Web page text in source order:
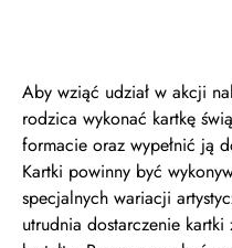
Aby wziąć udział w akcji
rodzica wykonać kartkę
formacie oraz wypełnić ją
Kartki powinny być
specjalnych wariacji
utrudnia dostarczenie